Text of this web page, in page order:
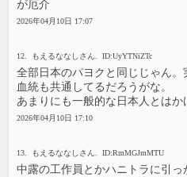
が厄介
2026年04月10日 17:07
12. もえるななしさん. ID:UyYTNiZTc
全部日本のパヨクと同じじゃん。
血統も共通してるだろうがな。
あまりにも一般的な日本人とはか
2026年04月10日 17:10
13. もえるななしさん. ID:RmMGJmMTU
中露の工作員とかハニトラに引